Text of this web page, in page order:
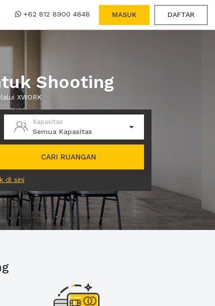
+62 812 8900 4848 MASUK DAFTAR
Shooting
XWORK
Kapasitas
Semua Kapasitas
CARI RUANGAN
di sini